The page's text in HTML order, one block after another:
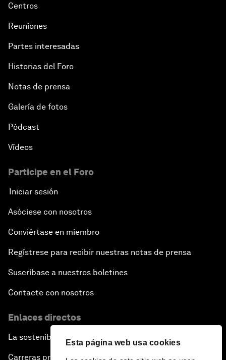
Esta página web usa cookies
Centros
Reuniones
Partes interesadas
Historias del Foro
Notas de prensa
Galería de fotos
Pódcast
Vídeos
Participe en el Foro
Iniciar sesión
Asóciese con nosotros
Conviértase en miembro
Regístrese para recibir nuestras notas de prensa
Suscríbase a nuestros boletines
Contacte con nosotros
Enlaces directos
La sostenibilidad en el Foro
Carreras profesionales